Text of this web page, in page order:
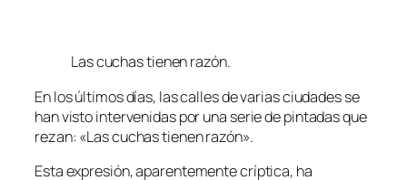
Las cuchas tienen razón.
En los últimos días, las calles de varias ciudades se
han visto intervenidas por una serie de pintadas que
rezan: «Las cuchas tienen razón».
Esta expresión, aparentemente críptica, ha